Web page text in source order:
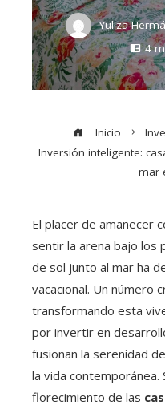
Yuliza
4
Inicio
Inversión inteligente:
mar
El placer de amanecer
sentir la arena bajo los
de sol junto al mar ha
vacacional. Un número
transformando esta
por invertir en
fusionan la serenidad
la vida contemporánea.
florecimiento de las